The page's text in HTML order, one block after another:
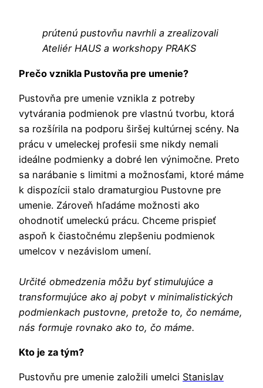
prútenú pustovňu navrhli a zrealizovali
Ateliér HAUS a workshopy PRAKS
Prečo vznikla Pustovňa pre umenie?
Pustovňa pre umenie vznikla z potreby
vytvárania podmienok pre vlastnú tvorbu, ktorá
sa rozšírila na podporu širšej kultúrnej scény. Na
prácu v umeleckej profesii sme nikdy nemali
ideálne podmienky a dobré len výnimočne. Preto
sa narábanie s limitmi a možnosťami, ktoré máme
k dispozícii stalo dramaturgiou Pustovne pre
umenie. Zároveň hľadáme možnosti ako
ohodnotiť umeleckú prácu. Chceme prispieť
aspoň k čiastočnému zlepšeniu podmienok
umelcov v nezávislom umení.
Určité obmedzenia môžu byť stimulujúce a
transformujúce ako aj pobyt v minimalistických
podmienkach pustovne, pretože to, čo nemáme,
nás formuje rovnako ako to, čo máme.
Kto je za tým?
Pustovňu pre umenie založili umelci Stanislav